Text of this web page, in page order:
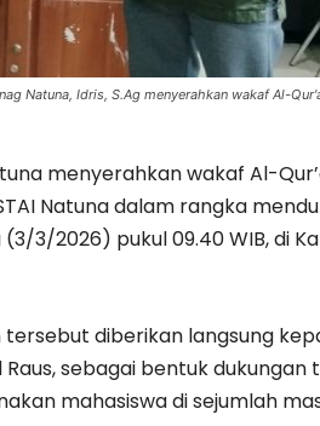
Natuna, Idris, S.Ag menyerahkan wakaf Al-
menyerahkan wakaf Al-
Natuna dalam rangka
3/2026) pukul 09.40 WIB, di
diberikan langsung
Raus, sebagai bentuk
mahasiswa di sejumlah